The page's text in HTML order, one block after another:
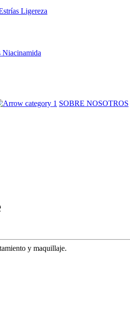
Ligereza
Niacinamida
SOBRE NOSOTROS
y maquillaje.